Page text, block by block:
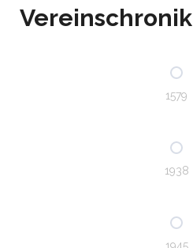
Vereinschronik
1579
1938
1945